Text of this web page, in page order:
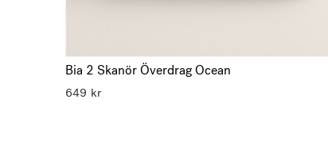
Bia 2 Skanör Överdrag Ocean
649 kr